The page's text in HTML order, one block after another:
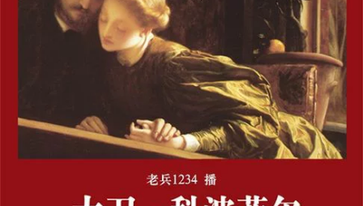
居家生活 3C家電 親子玩具
化妝保養 情趣用品
電子/紙本書